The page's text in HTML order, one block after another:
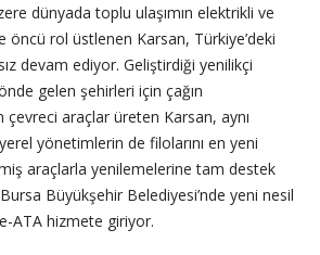
dünyada toplu ulaşımın elektrikli ve
rol üstlenen Karsan, Türkiye’deki
devam ediyor. Geliştirdiği yenilikçi
gelen şehirleri için çağın
araçlar üreten Karsan, aynı
yönetimlerin de filolarını en yeni
araçlarla yenilemelerine tam destek
Büyükşehir Belediyesi’nde yeni nesil
ATA hizmete giriyor.